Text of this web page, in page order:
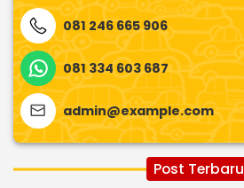
081 246 665 906
081 334 603 687
admin@example.com
Post Terbaru